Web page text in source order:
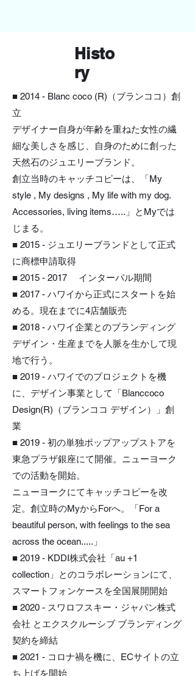
Histo
ry
■ 2014 - Blanc coco (R)（ブランココ）創
立
デザイナー自身が年齢を重ねた女性の繊
細な美しさを感じ、自身のために創った
天然石のジュエリーブランド。
創立当時のキャッチコピーは、「My
style , My designs , My life with my dog.
Accessories, living items…..」とMyでは
じまる。
■ 2015 - ジュエリーブランドとして正式
に商標申請取得
■ 2015 - 2017 インターバル期間
■ 2017 - ハワイから正式にスタートを始
める。現在までに4店舗販売
■ 2018 - ハワイ企業とのブランディング
デザイン・生産までを人脈を生かして現
地で行う。
■ 2019 - ハワイでのプロジェクトを機
に、デザイン事業として「Blanccoco
Design(R)（ブランココ デザイン）」創
業
■ 2019 - 初の単独ポップアップストアを
東急プラザ銀座にて開催。ニューヨーク
での活動を開始。
ニューヨークにてキャッチコピーを改
定。創立時のMyからForへ。「For a
beautiful person, with feelings to the sea
across the ocean.....」
■ 2019 - KDDI株式会社「au +1
collection」とのコラボレーションにて、
スマートフォンケースを全国展開開始
■ 2020 - スワロフスキー・ジャパン株式
会社 とエクスクルーシブ ブランディング
契約を締結
■ 2021 - コロナ禍を機に、ECサイトの立
ち上げを開始